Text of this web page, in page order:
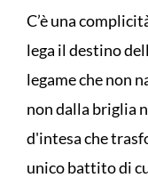
C’è una
lega il destino
legame che non
non dalla briglia
d'intesa che
unico battito di